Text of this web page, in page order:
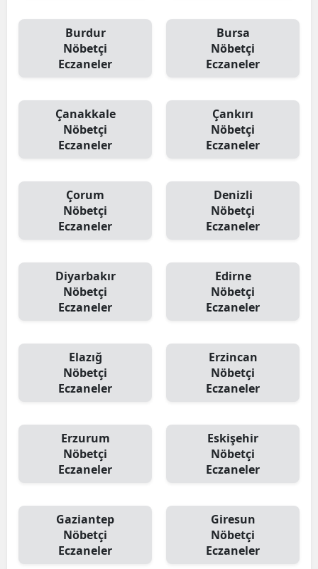
Burdur
Nöbetçi
Eczaneler
Bursa
Nöbetçi
Eczaneler
Çanakkale
Nöbetçi
Eczaneler
Çankırı
Nöbetçi
Eczaneler
Çorum
Nöbetçi
Eczaneler
Denizli
Nöbetçi
Eczaneler
Diyarbakır
Nöbetçi
Eczaneler
Edirne
Nöbetçi
Eczaneler
Elazığ
Nöbetçi
Eczaneler
Erzincan
Nöbetçi
Eczaneler
Erzurum
Nöbetçi
Eczaneler
Eskişehir
Nöbetçi
Eczaneler
Gaziantep
Nöbetçi
Eczaneler
Giresun
Nöbetçi
Eczaneler